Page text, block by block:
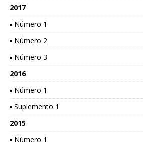
2017
▪ Número 1
▪ Número 2
▪ Número 3
2016
▪ Número 1
▪ Suplemento 1
2015
▪ Número 1